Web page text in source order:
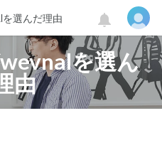
を選んだ理由
を選ん
由